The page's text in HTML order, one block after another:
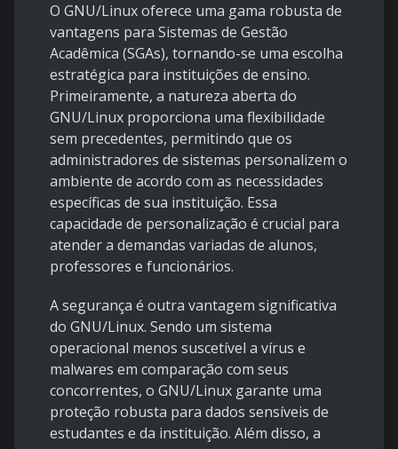
O GNU/Linux oferece uma gama robusta de
vantagens para Sistemas de Gestão
Acadêmica (SGAs), tornando-se uma escolha
estratégica para instituições de ensino.
Primeiramente, a natureza aberta do
GNU/Linux proporciona uma flexibilidade
sem precedentes, permitindo que os
administradores de sistemas personalizem o
ambiente de acordo com as necessidades
específicas de sua instituição. Essa
capacidade de personalização é crucial para
atender a demandas variadas de alunos,
professores e funcionários.
A segurança é outra vantagem significativa
do GNU/Linux. Sendo um sistema
operacional menos suscetível a vírus e
malwares em comparação com seus
concorrentes, o GNU/Linux garante uma
proteção robusta para dados sensíveis de
estudantes e da instituição. Além disso, a